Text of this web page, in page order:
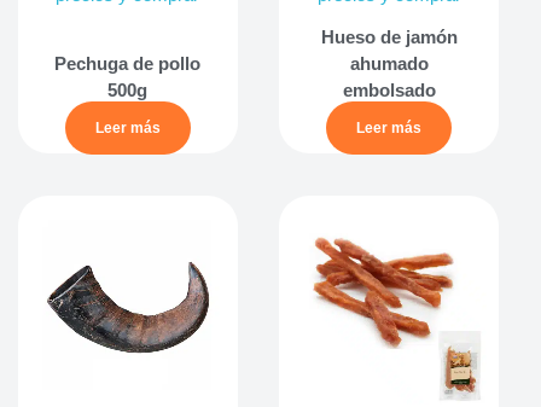
Pechuga de pollo
500g
Leer más
Hueso de jamón
ahumado
embolsado
Leer más